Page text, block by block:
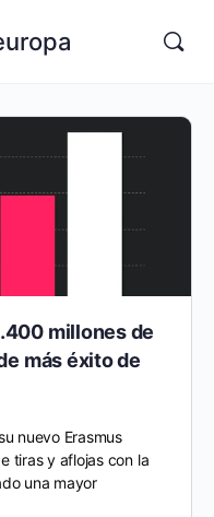
millones de
más éxito de
nuevo Erasmus
tiras y aflojas con la
una mayor